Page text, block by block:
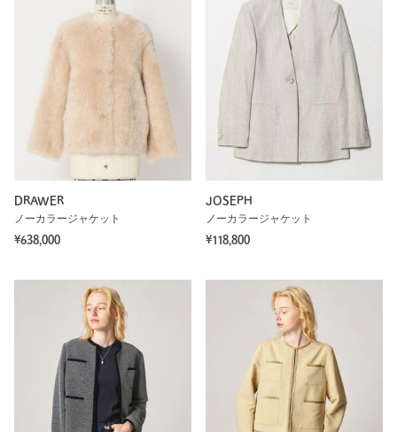
DRAWER
ノーカラージャケット
¥638,000
JOSEPH
ノーカラージャケット
¥118,800